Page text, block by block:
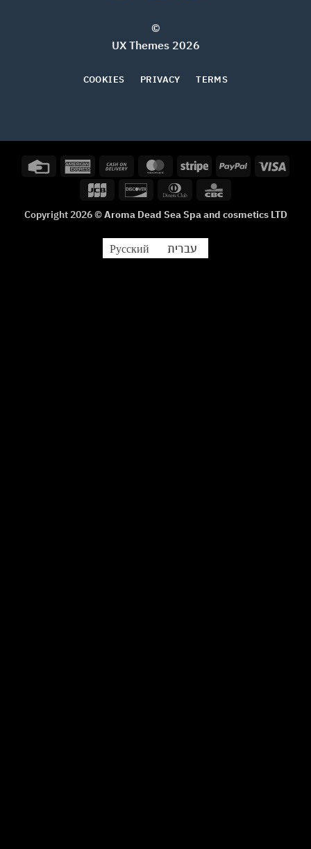
2026 UX Themes
TERMS
PRIVACY
COOKIES
Visa
PayPal
Stripe
MasterCard
Cash
Delivery
American
Credit
CBC
Dinners
Discover
JCB
Copyright 2026 ©Aroma Dead Sea Spa and cosmetics LTD
עברית Русский